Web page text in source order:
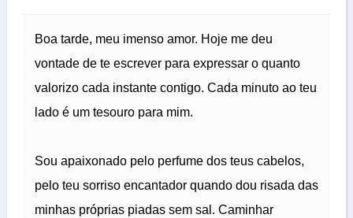
Boa tarde, meu imenso amor. Hoje me deu
vontade de te escrever para expressar o quanto
valorizo cada instante contigo. Cada minuto ao teu
lado é um tesouro para mim.
Sou apaixonado pelo perfume dos teus cabelos,
pelo teu sorriso encantador quando dou risada das
minhas próprias piadas sem sal. Caminhar